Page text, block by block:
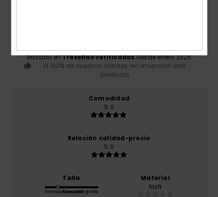
basado en1 reseñas verificadasdesde enero 2026
El 100% de nuestros clientes recomiendan este
producto
Comodidad
5.0
Relación calidad-precio
5.0
Talla
Demasiado pequeño
Demasiado grande
Material
NaN